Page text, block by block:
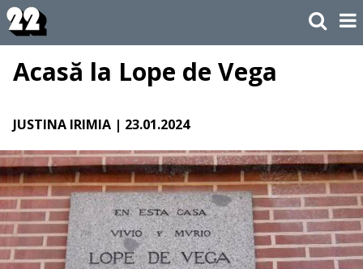
Acasă la Lope de Vega
JUSTINA IRIMIA | 23.01.2024